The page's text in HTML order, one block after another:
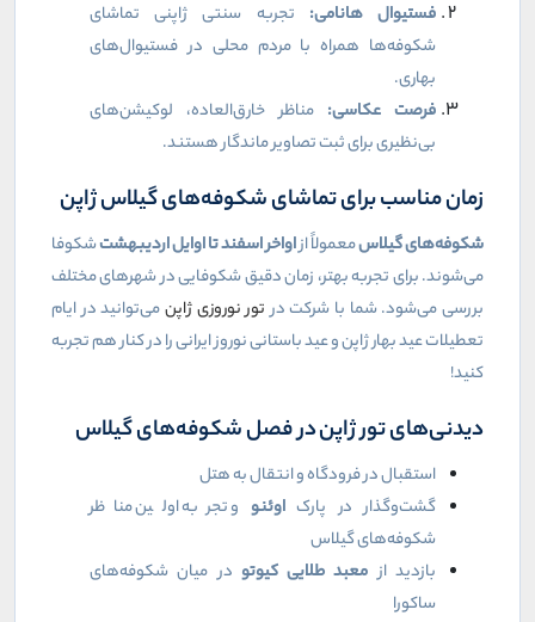
فستیوال هانامی: تجربه سنتی ژاپنی تماشای
شکوفه‌ها همراه با مردم محلی در فستیوال‌های
بهاری.
فرصت عکاسی: مناظر خارق‌العاده، لوکیشن‌های
بی‌نظیری برای ثبت تصاویر ماندگار هستند.
زمان مناسب برای تماشای شکوفه‌های گیلاس ژاپن
شکوفه‌های گیلاسمعمولاً ازاواخر اسفند تا اوایل اردیبهشتشکوفا
می‌شوند. برای تجربه بهتر، زمان دقیق شکوفایی در شهرهای مختلف
بررسی می‌شود. شما با شرکت درتور نوروزی ژاپنمی‌توانید در ایام
تعطیلات عید بهار ژاپن و عید باستانی نوروز ایرانی را در کنار هم تجربه
کنید!
دیدنی‌های تور ژاپن در فصل شکوفه‌های گیلاس
استقبال در فرودگاه و انتقال به هتل
گشت‌وگذار در پارکاوئنو و تجربه اولین مناظر
شکوفه‌های گیلاس
بازدید از معبد طلایی کیوتو در میان شکوفه‌های
ساکورا